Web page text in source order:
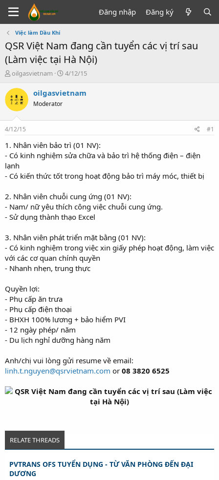
Đăng nhập Đăng ký
Việc làm Dầu Khí
QSR Việt Nam đang cần tuyển các vị trí sau
(Làm việc tại Hà Nội)
T
r
e
a
s
t
a
r
t
e
r
oilgasvietnam
N
à
4/12/15
oilgasvietnam
Moderator
4/12/15 #1
1. Nhân viên bảo trì (01 NV):
- Có kinh nghiệm sửa chữa và bảo trì hệ thống điện – điện
lạnh
- Có kiến thức tốt trong hoạt động bảo trì máy móc, thiết bị
2. Nhân viên chuỗi cung ứng (01 NV):
- Nam/ nữ yêu thích công việc chuỗi cung ứng.
- Sử dụng thành thạo Excel
3. Nhân viên phát triển mặt bằng (01 NV):
- Có kinh nghiệm trong việc xin giấy phép hoạt động, làm việc
với các cơ quan chính quyền
- Nhanh nhẹn, trung thực
Quyền lợi:
- Phụ cấp ăn trưa
- Phụ cấp điện thoại
- BHXH 100% lương + bảo hiểm PVI
- 12 ngày phép/ năm
- Du lịch nghỉ dưỡng hàng năm
Anh/chị vui lòng gửi resume về email:
linh.t.nguyen@qsrvietnam.com or 08 3820 6525
RELATE THREADS
PVTRANS OFS TUYỂN DỤNG - TỪ VĂN PHÒNG ĐẾN ĐẠI
DƯƠNG